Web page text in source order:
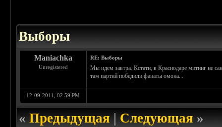
Выборы
Maniachka
Unregistered
RE: Выборы
Мы идем завтра. Кстати, в Краснодаре митинг не
там партий победили фанаты омона...
12-09-2011, 02:59 PM
«Предыдущая|Следующая»